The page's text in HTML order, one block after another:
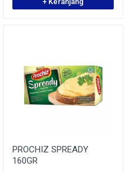
PROCHIZ SPREADY
160GR